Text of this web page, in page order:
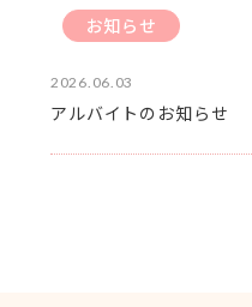
お知らせ
2026.06.03
アルバイトのお知らせ